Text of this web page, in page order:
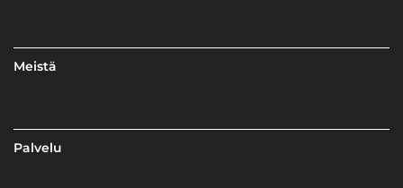
Meistä
Palvelu